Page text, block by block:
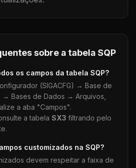
sobre a tabela SQP
os campos da tabela SQP?
(SIGACFG) → Base de
Bases de Dados → Arquivos,
a aba "Campos".
a tabela SX3 filtrando pelo
customizados na SQP?
devem respeitar a faixa de